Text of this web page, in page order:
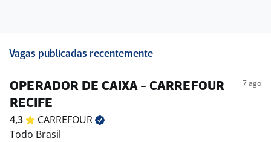
Vagas publicadas recentemente
OPERADOR DE CAIXA - CARREFOUR
RECIFE
7 ago
4,3
CARREFOUR
Todo Brasil